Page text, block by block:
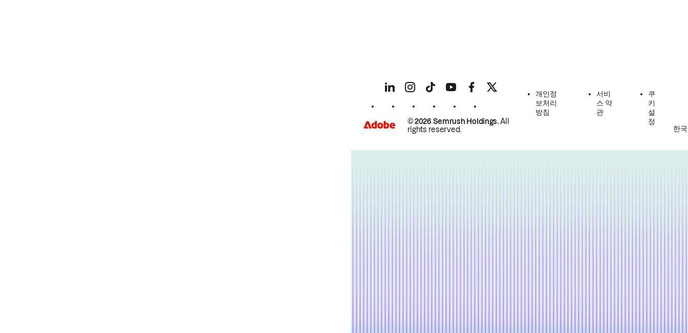
© 2026 Semrush Holdings.All
rights reserved.
개인정
보처리
방침
서비
스 약
관
쿠
키
설
정
한